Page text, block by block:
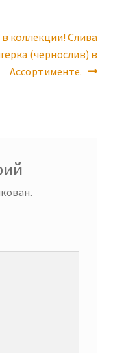
коллекции! Слива
(чернослив) в
Ассортименте.